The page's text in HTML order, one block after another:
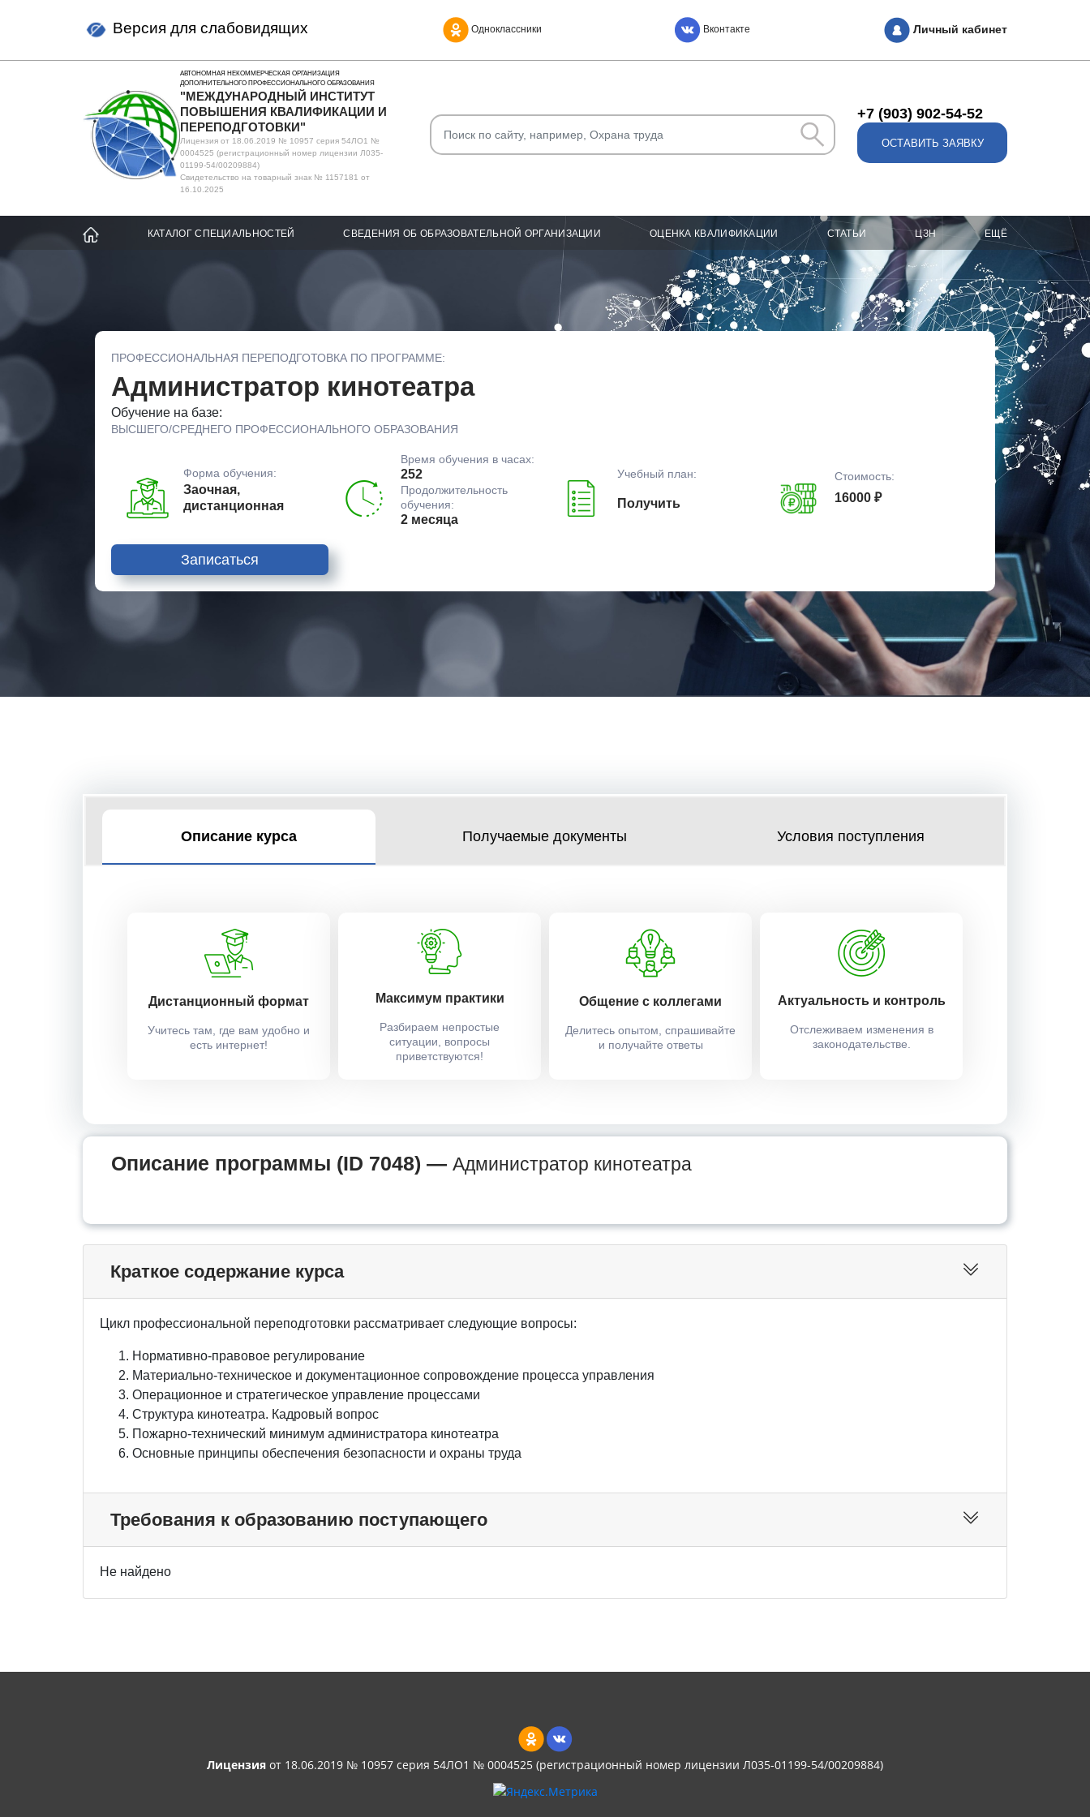
Версия для слабовидящих Одноклассники Вконтакте Личный кабинет
АВТОНОМНАЯ НЕКОММЕРЧЕСКАЯ ОРГАНИЗАЦИЯ
ДОПОЛНИТЕЛЬНОГО ПРОФЕССИОНАЛЬНОГО ОБРАЗОВАНИЯ
"МЕЖДУНАРОДНЫЙ ИНСТИТУТ
ПОВЫШЕНИЯ КВАЛИФИКАЦИИ И
ПЕРЕПОДГОТОВКИ"
Лицензия от 18.06.2019 № 10957 серия 54ЛО1 №
0004525 (регистрационный номер лицензии Л035-
01199-54/00209884)
Свидетельство на товарный знак № 1157181 от
16.10.2025
+7 (903) 902-54-52
ОСТАВИТЬ ЗАЯВКУ
КАТАЛОГ СПЕЦИАЛЬНОСТЕЙ СВЕДЕНИЯ ОБ ОБРАЗОВАТЕЛЬНОЙ ОРГАНИЗАЦИИ ОЦЕНКА КВАЛИФИКАЦИИ СТАТЬИ ЦЗН ЕЩЁ
ПРОФЕССИОНАЛЬНАЯ ПЕРЕПОДГОТОВКА ПО ПРОГРАММЕ:
Администратор кинотеатра
Обучение на базе:
ВЫСШЕГО/СРЕДНЕГО ПРОФЕССИОНАЛЬНОГО ОБРАЗОВАНИЯ
Форма обучения:
Заочная,
дистанционная
Время обучения в часах:
252
Продолжительность
обучения:
2 месяца
Учебный план:
Получить
Стоимость:
16000 ₽
Записаться
Описание курса Получаемые документы Условия поступления
Дистанционный формат
Учитесь там, где вам удобно и
есть интернет!
Максимум практики
Разбираем непростые
ситуации, вопросы
приветствуются!
Общение с коллегами
Делитесь опытом, спрашивайте
и получайте ответы
Актуальность и контроль
Отслеживаем изменения в
законодательстве.
Описание программы (ID 7048) — Администратор кинотеатра
Краткое содержание курса
Цикл профессиональной переподготовки рассматривает следующие вопросы:
Нормативно-правовое регулирование
Материально-техническое и документационное сопровождение процесса управления
Операционное и стратегическое управление процессами
Структура кинотеатра. Кадровый вопрос
Пожарно-технический минимум администратора кинотеатра
Основные принципы обеспечения безопасности и охраны труда
Требования к образованию поступающего
Не найдено
Лицензия от 18.06.2019 № 10957 серия 54ЛО1 № 0004525 (регистрационный номер лицензии Л035-01199-54/00209884)